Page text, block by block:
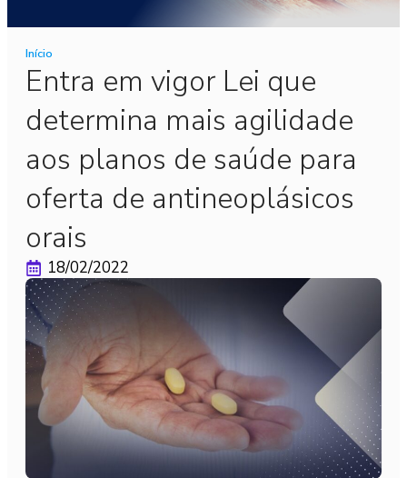
Início
Entra em vigor Lei que
determina mais agilidade
aos planos de saúde para
oferta de antineoplásicos
orais
18/02/2022